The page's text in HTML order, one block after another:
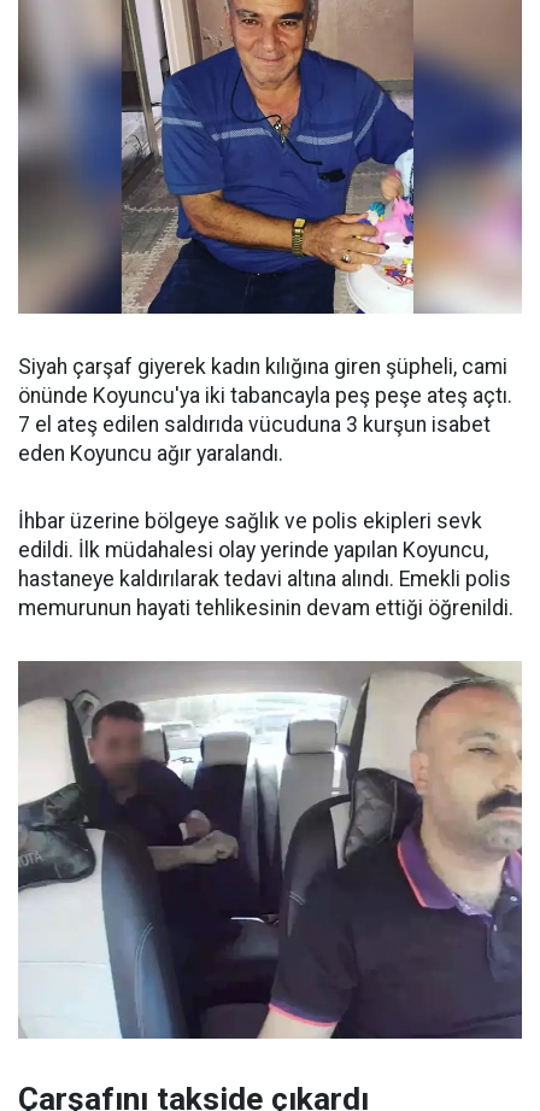
Siyah çarşaf giyerek kadın kılığına giren şüpheli, cami
önünde Koyuncu'ya iki tabancayla peş peşe ateş açtı.
7 el ateş edilen saldırıda vücuduna 3 kurşun isabet
eden Koyuncu ağır yaralandı.
İhbar üzerine bölgeye sağlık ve polis ekipleri sevk
edildi. İlk müdahalesi olay yerinde yapılan Koyuncu,
hastaneye kaldırılarak tedavi altına alındı. Emekli polis
memurunun hayati tehlikesinin devam ettiği öğrenildi.
Çarşafını takside çıkardı